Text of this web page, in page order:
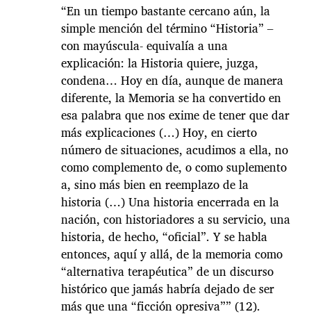
“En un tiempo bastante cercano aún, la
simple mención del término “Historia” –
con mayúscula- equivalía a una
explicación: la Historia quiere, juzga,
condena… Hoy en día, aunque de manera
diferente, la Memoria se ha convertido en
esa palabra que nos exime de tener que dar
más explicaciones (…) Hoy, en cierto
número de situaciones, acudimos a ella, no
como complemento de, o como suplemento
a, sino más bien en reemplazo de la
historia (…) Una historia encerrada en la
nación, con historiadores a su servicio, una
historia, de hecho, “oficial”. Y se habla
entonces, aquí y allá, de la memoria como
“alternativa terapéutica” de un discurso
histórico que jamás habría dejado de ser
más que una “ficción opresiva”” (12).